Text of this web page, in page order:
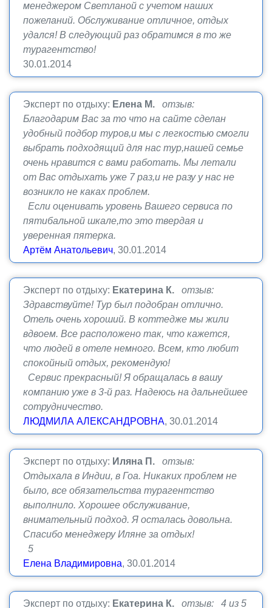
менеджером Светланой с учетом наших
пожеланий. Обслуживание отличное, отдых
удался! В следующий раз обратимся в то же
турагентство!
30.01.2014
Эксперт по отдыху: Елена М.
отзыв:
Благодарим Вас за то что на сайте сделан
удобный подбор туров,и мы с легкостью смогли
выбрать подходящий для нас тур,нашей семье
очень нравится с вами работать. Мы летали
от Вас отдыхать уже 7 раз,и не разу у нас не
возникло не каках проблем.
Если оценивать уровень Вашего сервиса по
пятибальной шкале,то это твердая и
уверенная пятерка.
Артём Анатольевич, 30.01.2014
Эксперт по отдыху: Екатерина К.
отзыв:
Здравствуйте! Тур был подобран отлично.
Отель очень хороший. В коттедже мы жили
вдвоем. Все расположено так, что кажется,
что людей в отеле немного. Всем, кто любит
спокойный отдых, рекомендую!
Сервис прекрасный! Я обращалась в вашу
компанию уже в 3-й раз. Надеюсь на дальнейшее
сотрудничество.
ЛЮДМИЛА АЛЕКСАНДРОВНА, 30.01.2014
Эксперт по отдыху: Иляна П.
отзыв:
Отдыхала в Индии, в Гоа. Никаких проблем не
было, все обязательства турагентство
выполнило. Хорошее обслуживание,
внимательный подход. Я осталась довольна.
Спасибо менеджеру Иляне за отдых!
5
Елена Владимировна, 30.01.2014
Эксперт по отдыху: Екатерина К.
отзыв: 4 из 5